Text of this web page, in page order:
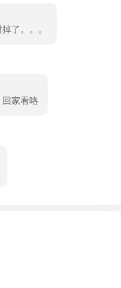
了。。。
回家看咯